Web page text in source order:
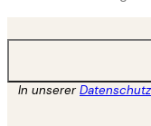
In unserer